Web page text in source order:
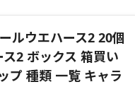
ルウエハース2 20個
2 ボックス 箱買い
プ 種類 一覧 キャラ